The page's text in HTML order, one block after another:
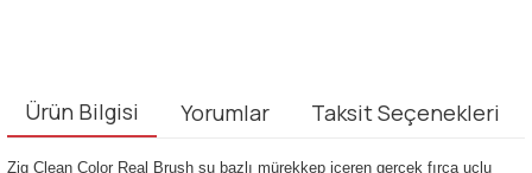
Ürün Bilgisi Yorumlar Taksit Seçenekleri
Zig Clean Color Real Brush su bazlı mürekkep içeren gerçek fırça uçlu